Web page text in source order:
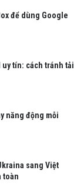
để dùng Google
uy tín: cách tránh tải
năng động mỗi
sang Việt
toàn